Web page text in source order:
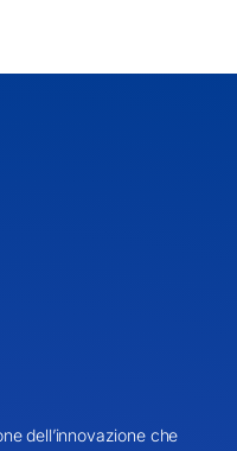
dell’innovazione che